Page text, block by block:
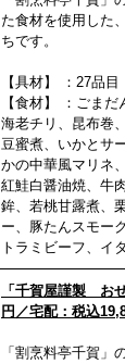
た食材を使用した
ちです。
【具材】 ：27品目
【食材】 ：ごま
海老チリ、昆布巻
豆蜜煮、いかとサ
かの中華風マリネ
紅鮭白醤油焼、 牛
鉾、若桃甘露煮、
ー、豚たんスモー
トラミビーフ、イ
「千賀屋謹製 お
円／宅配：税込
「割烹料亭千賀」